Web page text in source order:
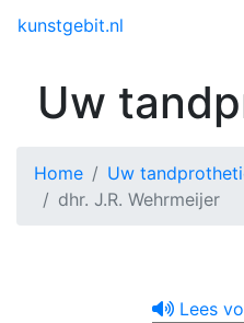
kunstgebit.nl
Uw
Home
Uw
dhr. J.R. Wehrmeijer
Lees